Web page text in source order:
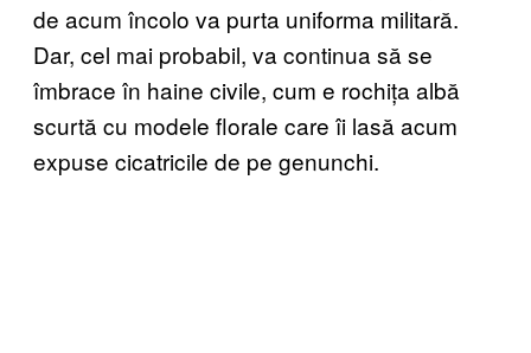
de acum încolo va purta uniforma militară.
Dar, cel mai probabil, va continua să se
îmbrace în haine civile, cum e rochița albă
scurtă cu modele florale care îi lasă acum
expuse cicatricile de pe genunchi.